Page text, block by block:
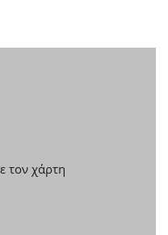
τον χάρτη